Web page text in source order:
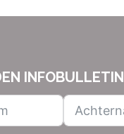
INFOBULLETIN